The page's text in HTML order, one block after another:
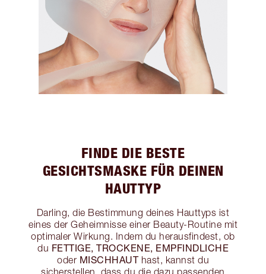
FINDE DIE BESTE
GESICHTSMASKE FÜR DEINEN
HAUTTYP
Darling, die Bestimmung deines Hauttyps ist
eines der Geheimnisse einer Beauty-Routine mit
optimaler Wirkung. Indem du herausfindest, ob
du FETTIGE, TROCKENE, EMPFINDLICHE
oder MISCHHAUThast, kannst du
sicherstellen, dass du die dazu passenden